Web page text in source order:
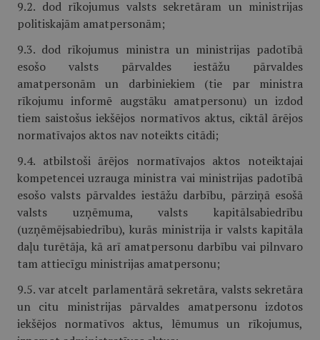
9.2. dod rīkojumus valsts sekretāram un ministrijas
politiskajām amatpersonām;
9.3. dod rīkojumus ministra un ministrijas padotībā
esošo valsts pārvaldes iestāžu pārvaldes
amatpersonām un darbiniekiem (tie par ministra
rīkojumu informē augstāku amatpersonu) un izdod
tiem saistošus iekšējos normatīvos aktus, ciktāl ārējos
normatīvajos aktos nav noteikts citādi;
9.4. atbilstoši ārējos normatīvajos aktos noteiktajai
kompetencei uzrauga ministra vai ministrijas padotībā
esošo valsts pārvaldes iestāžu darbību, pārziņā esošā
valsts uzņēmuma, valsts kapitālsabiedrību
(uzņēmējsabiedrību), kurās ministrija ir valsts kapitāla
daļu turētāja, kā arī amatpersonu darbību vai pilnvaro
tam attiecīgu ministrijas amatpersonu;
9.5. var atcelt parlamentārā sekretāra, valsts sekretāra
un citu ministrijas pārvaldes amatpersonu izdotos
iekšējos normatīvos aktus, lēmumus un rīkojumus,